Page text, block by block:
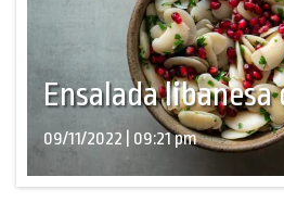
Ensalada libanesa
09/11/2022 | 09:21 pm